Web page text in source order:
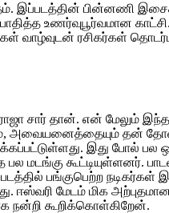
இப்படத்தின் பின்னணி
உணர்வுபூர்வமான
வாழ்வுடன் ரசிகர்கள்
சார் தான். என் மேலும்
அவையனைத்தையும் தன்
இது
மடங்கு கூட்டியுள்ளனர்.
பங்குபெற்ற
மேடம் மிக
நன்றி கூறிக்கொள்கிறேன்.